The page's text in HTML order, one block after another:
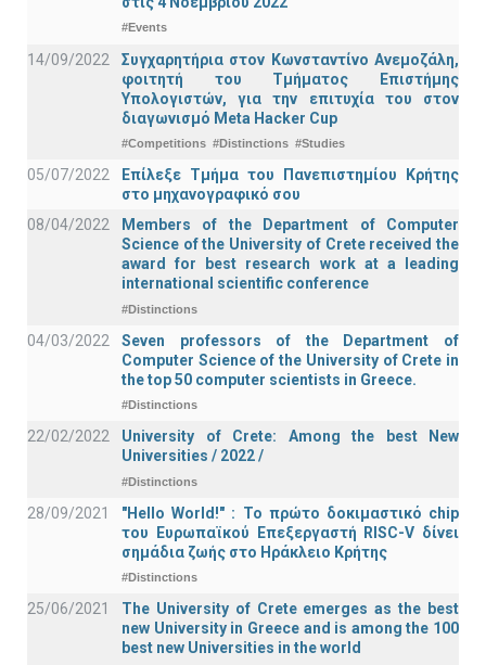
#Events
14/09/2022
Συγχαρητήρια στον Κωνσταντίνο Ανεμοζάλη,
φοιτητή του Τμήματος Επιστήμης
Υπολογιστών, για την επιτυχία του στον
διαγωνισμό Meta Hacker Cup
#Competitions #Distinctions #Studies
05/07/2022
Επίλεξε Τμήμα του Πανεπιστημίου Κρήτης
στο μηχανογραφικό σου
08/04/2022
Members of the Department of Computer
Science of the University of Crete received the
award for best research work at a leading
international scientific conference
#Distinctions
04/03/2022
Seven professors of the Department of
Computer Science of the University of Crete in
the top 50 computer scientists in Greece.
#Distinctions
22/02/2022
University of Crete: Among the best New
Universities / 2022 /
#Distinctions
28/09/2021
"Hello World!" : Το πρώτο δοκιμαστικό chip
του Ευρωπαϊκού Επεξεργαστή RISC-V δίνει
σημάδια ζωής στο Ηράκλειο Κρήτης
#Distinctions
25/06/2021
The University of Crete emerges as the best
new University in Greece and is among the 100
best new Universities in the world